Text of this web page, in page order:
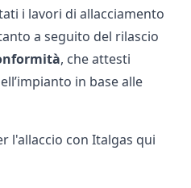
i lavori di allacciamento
a seguito del rilascio
, che attesti
in base alle
l'allaccio con Italgas qui